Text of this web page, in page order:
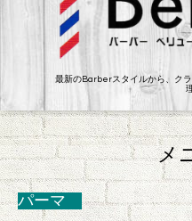
最新のBarberスタイルから、ク
メ
パーマ